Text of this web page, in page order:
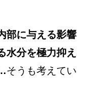
部に与える影響
水分を極力抑え
そうも考えてい